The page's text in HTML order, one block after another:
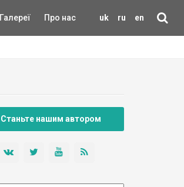
uk ru en
Галереї Про нас
Станьте нашим автором